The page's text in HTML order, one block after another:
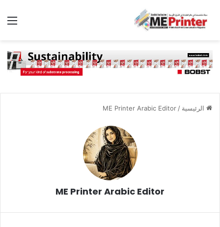
الرئيسية /
ME Printer Arabic Editor
ME Printer Arabic Editor